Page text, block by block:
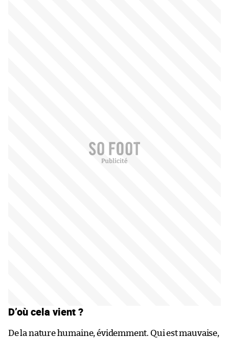
D’où cela vient ?
De la nature humaine, évidemment. Qui est mauvaise,